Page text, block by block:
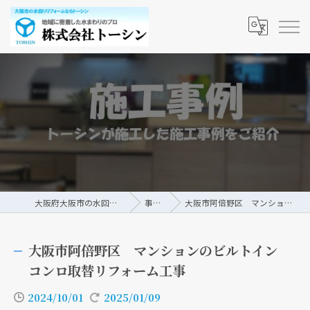
大阪府大阪市の水回りリフォームなら株式会社トーシン 事例/ブログ 大阪市阿倍野区 マンションのビルトインコンロ取替リフォーム工事
大阪市阿倍野区 マンションのビルトイン
コンロ取替リフォーム工事
2024/10/01 2025/01/09